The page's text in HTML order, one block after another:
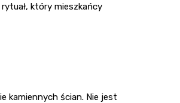
który mieszkańcy
kamiennych ścian. Nie jest